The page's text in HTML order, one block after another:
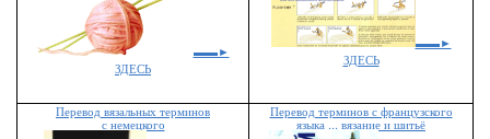
▬▬►
ЗДЕСЬ
▬▬►
ЗДЕСЬ
Перевод вязальных терминов
с немецкого
Перевод терминов с французского
языка ... вязание и шитьё